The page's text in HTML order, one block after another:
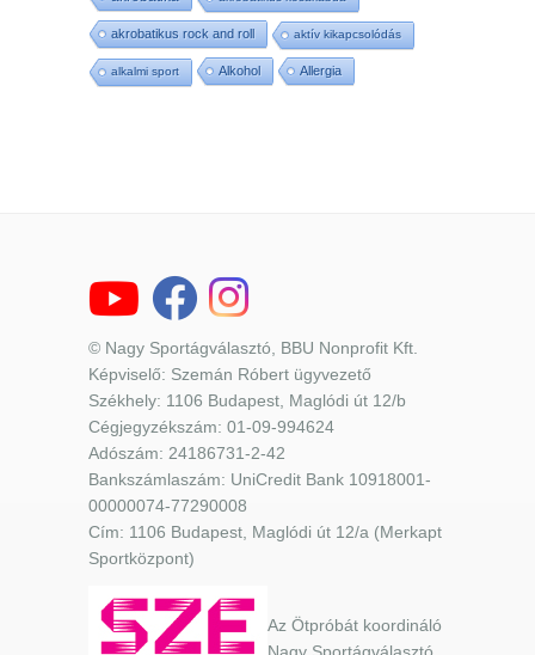
akrobatikus rock and roll aktív kikapcsolódás
alkalmi sport Alkohol Allergia
© Nagy Sportágválasztó, BBU Nonprofit Kft.
Képviselő: Szemán Róbert ügyvezető
Székhely: 1106 Budapest, Maglódi út 12/b
Cégjegyzékszám: 01-09-994624
Adószám: 24186731-2-42
Bankszámlaszám: UniCredit Bank 10918001-
00000074-77290008
Cím: 1106 Budapest, Maglódi út 12/a (Merkapt
Sportközpont)
Az Ötpróbát koordináló